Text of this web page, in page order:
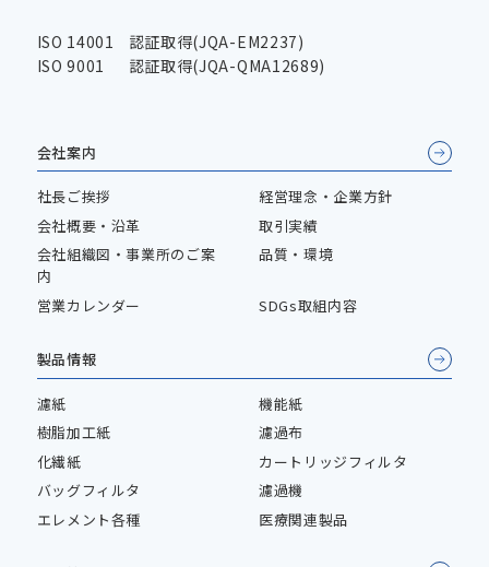
ISO 14001
認証取得(JQA-EM2237)
ISO 9001
認証取得(JQA-QMA12689)
会社案内
社長ご挨拶
経営理念・企業方針
会社概要・沿革
取引実績
会社組織図・事業所のご案
内
品質・環境
営業カレンダー SDGs取組内容
製品情報
濾紙
機能紙
樹脂加工紙
濾過布
化繊紙
カートリッジフィルタ
バッグフィルタ
濾過機
エレメント各種
医療関連製品